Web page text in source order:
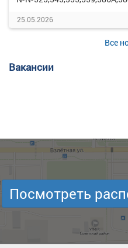
25.05.2026
Все
Вакансии
Посмотреть